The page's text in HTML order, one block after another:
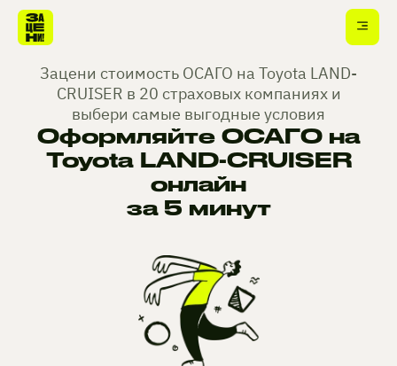
Зацени стоимость ОСАГО на Toyota LAND-
CRUISER в 20 страховых компаниях и
выбери самые выгодные условия
Оформляйте ОСАГО на
Toyota LAND-CRUISER
онлайн
за 5 минут